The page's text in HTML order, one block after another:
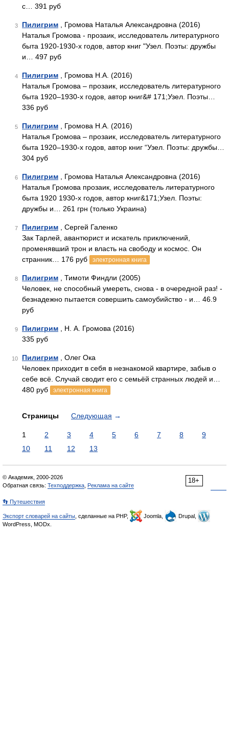
с… 391 руб
3 Пилигрим , Громова Наталья Александровна (2016)
Наталья Громова - прозаик, исследователь литературного
быта 1920-1930-х годов, автор книг "Узел. Поэты: дружбы
и… 497 руб
4 Пилигрим , Громова Н.А. (2016)
Наталья Громова – прозаик, исследователь литературного
быта 1920–1930-х годов, автор книг&# 171;Узел. Поэты…
336 руб
5 Пилигрим , Громова Н.А. (2016)
Наталья Громова – прозаик, исследователь литературного
быта 1920–1930-х годов, автор книг “Узел. Поэты: дружбы…
304 руб
6 Пилигрим , Громова Наталья Александровна (2016)
Наталья Громова прозаик, исследователь литературного
быта 1920 1930-х годов, автор книг&171;Узел. Поэты:
дружбы и… 261 грн (только Украина)
7 Пилигрим , Сергей Галенко
Зак Тарлей, авантюрист и искатель приключений,
променявший трон и власть на свободу и космос. Он
странник… 176 руб
электронная книга
8 Пилигрим , Тимоти Финдли (2005)
Человек, не способный умереть, снова - в очередной раз! -
безнадежно пытается совершить самоубийство - и… 46.9
руб
9 Пилигрим , Н. А. Громова (2016)
335 руб
10 Пилигрим , Олег Ока
Человек приходит в себя в незнакомой квартире, забыв о
себе всё. Случай сводит его с семьёй странных людей и…
480 руб
электронная книга
Страницы Следующая →
1 2 3 4 5 6 7 8
9
10
11 12 13
18+
© Академик, 2000-2026
Обратная связь: Техподдержка Реклама на сайте
👣 Путешествия
Экспорт словарей на сайты , сделанные на PHP, Joomla,
Drupal,
WordPress, MODx.